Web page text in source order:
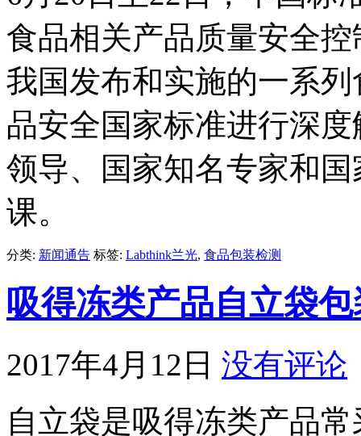
食品相关产品质量安全
我国发布和实施的一系
品安全国家标准进行深
领导、国家知名专家和
课。
分类: 新闻通告 标签: Labthink兰光, 食品包装检测
吸得冻类产品自立袋
2017年4月12日 没有评论
自立袋是吸得冻类产品